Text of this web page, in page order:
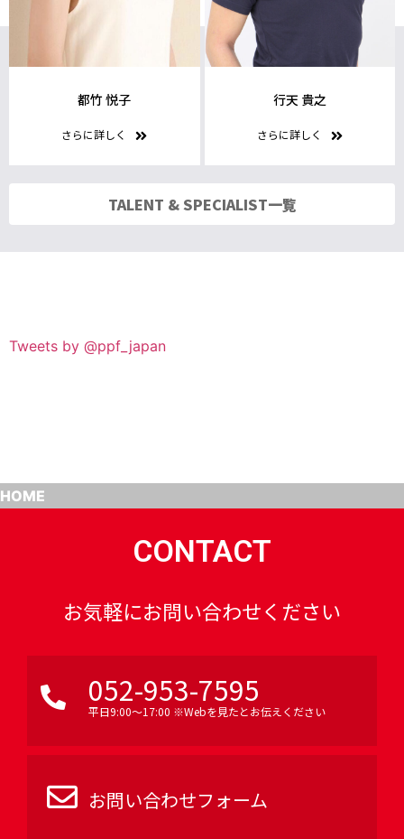
都竹 悦子
さらに詳しく
行天 貴之
さらに詳しく
TALENT & SPECIALIST一覧
Tweets by @ppf_japan
HOME
CONTACT
お気軽にお問い合わせください
052-953-7595
平日9:00〜17:00 ※Webを見たとお伝えください
お問い合わせフォーム